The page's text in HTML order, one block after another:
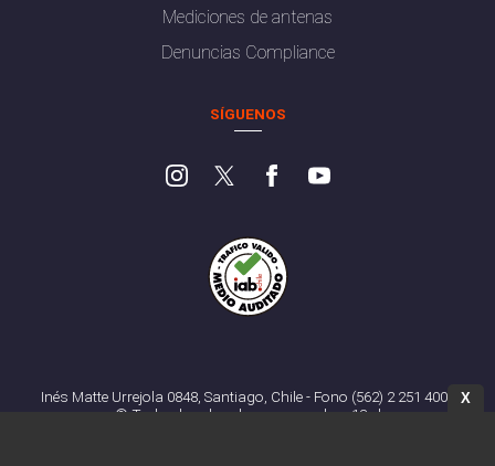
Mediciones de antenas
Denuncias Compliance
SÍGUENOS
Inés Matte Urrejola 0848, Santiago, Chile - Fono (562) 2 251 4000
© Todos los derechos reservados. 13.cl
X